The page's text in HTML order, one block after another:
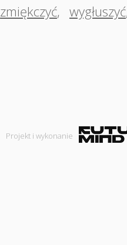
zmiękczyć, wygłuszyć,
Projekt i wykonanie